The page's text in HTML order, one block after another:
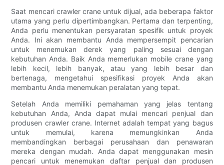
Saat mencari crawler crane untuk dijual, ada beberapa faktor
utama yang perlu dipertimbangkan. Pertama dan terpenting,
Anda perlu menentukan persyaratan spesifik untuk proyek
Anda. Ini akan membantu Anda mempersempit pencarian
untuk menemukan derek yang paling sesuai dengan
kebutuhan Anda. Baik Anda memerlukan mobile crane yang
lebih kecil, lebih banyak, atau yang lebih besar dan
bertenaga, mengetahui spesifikasi proyek Anda akan
membantu Anda menemukan peralatan yang tepat.
Setelah Anda memiliki pemahaman yang jelas tentang
kebutuhan Anda, Anda dapat mulai mencari penjual dan
produsen crawler crane. Internet adalah tempat yang bagus
untuk memulai, karena memungkinkan Anda
membandingkan berbagai perusahaan dan penawaran
mereka dengan mudah. Anda dapat menggunakan mesin
pencari untuk menemukan daftar penjual dan produsen